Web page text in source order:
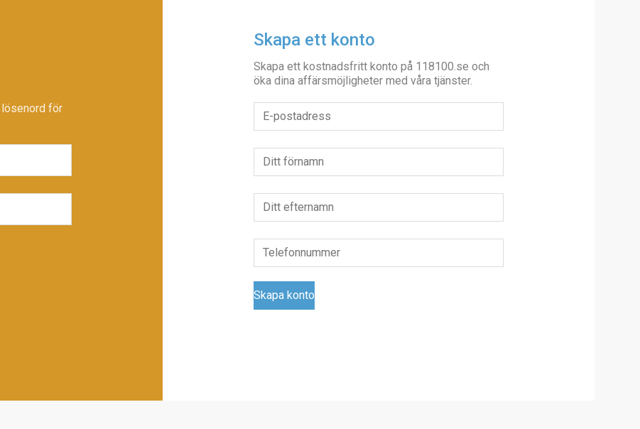
för
Skapa ett konto
Skapa ett kostnadsfritt konto på 118100.se och
öka dina affärsmöjligheter med våra tjänster.